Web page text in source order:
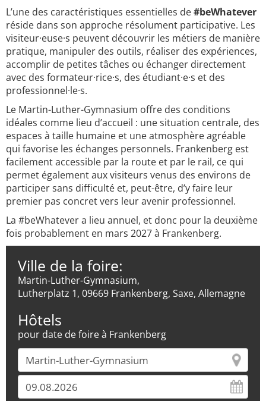
L’une des caractéristiques essentielles de#beWhatever
réside dans son approche résolument participative. Les
visiteur·euse·s peuvent découvrir les métiers de manière
pratique, manipuler des outils, réaliser des expériences,
accomplir de petites tâches ou échanger directement
avec des formateur·rice·s, des étudiant·e·s et des
professionnel·le·s.
Le Martin-Luther-Gymnasium offre des conditions
idéales comme lieu d’accueil : une situation centrale, des
espaces à taille humaine et une atmosphère agréable
qui favorise les échanges personnels. Frankenberg est
facilement accessible par la route et par le rail, ce qui
permet également aux visiteurs venus des environs de
participer sans difficulté et, peut-être, d’y faire leur
premier pas concret vers leur avenir professionnel.
La #beWhatever a lieu annuel, et donc pour la deuxième
fois probablement en mars 2027 à Frankenberg.
Ville de la foire:
Martin-Luther-Gymnasium,
Lutherplatz 1, 09669 Frankenberg, Saxe, Allemagne
Hôtels
pour date de foire à Frankenberg